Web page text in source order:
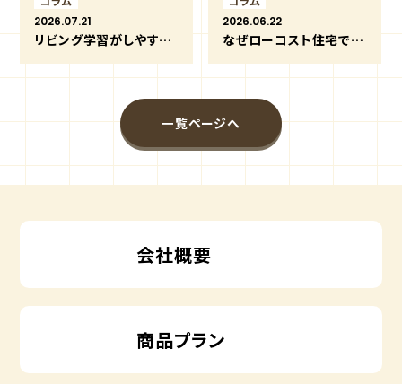
2026.07.21
リビング学習がしやすい間取りと家づくりのポイント
2026.06.22
なぜローコスト住宅でも安心できるの？価格を抑えながら良い家づくりができる理由
一覧ページへ
会社概要
商品プラン